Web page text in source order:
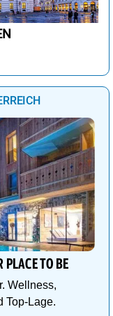
TO BE
Wellness,
Top-Lage.